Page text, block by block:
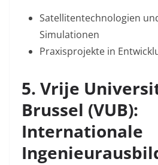
Satellitentechnologien
Simulationen
Praxisprojekte in
5. Vrije
Brussel (VUB):
Internationale